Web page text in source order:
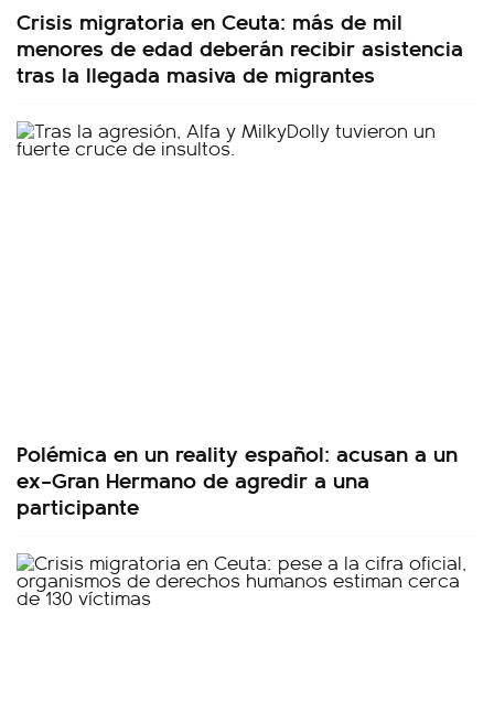
Crisis migratoria en Ceuta: más de mil
menores de edad deberán recibir asistencia
tras la llegada masiva de migrantes
Polémica en un reality español: acusan a un
ex–Gran Hermano de agredir a una
participante